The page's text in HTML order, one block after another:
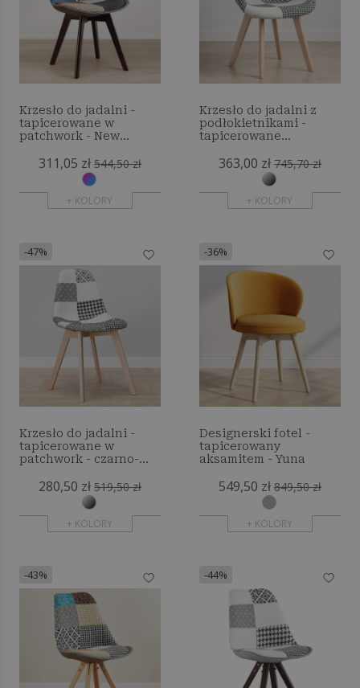
Krzesło do jadalni -
tapicerowane w
patchwork - New
311,05 zł 544,50 zł
+ KOLORY
Krzesło do jadalni z
podłokietnikami -
tapicerowane
White - Dominic
363,00 zł 745,70 zł
+ KOLORY
-47%
Krzesło do jadalni -
tapicerowane w
patchwork - czarno-
280,50 zł 519,50 zł
+ KOLORY
-36%
Designerski fotel -
tapicerowany
aksamitem - Yuna
549,50 zł 849,50 zł
+ KOLORY
-43% -44%